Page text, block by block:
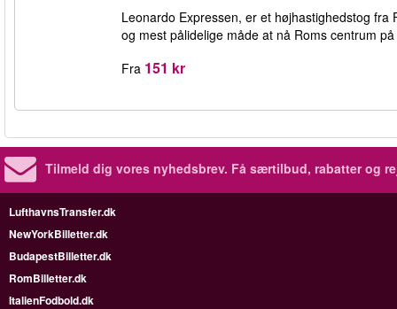
Leonardo Expressen, er et højhastighedstog
og mest pålidelige måde at nå Roms centrum
Fra 151 kr
Tilmeld dig vores nyhedsbrev. Få særtilbud, rabatter og
LufthavnsTransfer.dk
NewYorkBilletter.dk
BudapestBilletter.dk
RomBilletter.dk
ItalienFodbold.dk